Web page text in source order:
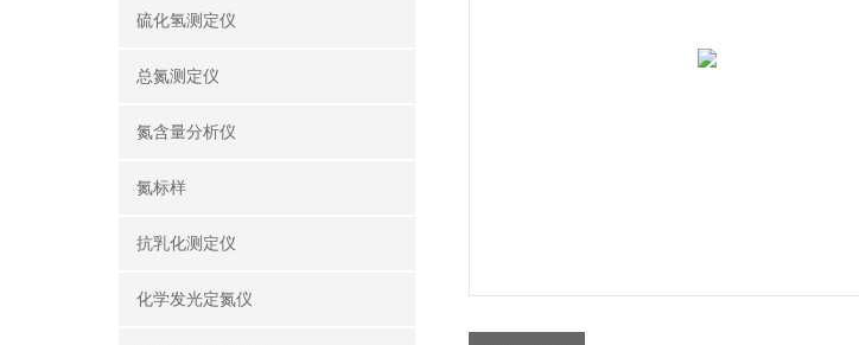
硫化氢测定仪
总氮测定仪
氮含量分析仪
氮标样
抗乳化测定仪
化学发光定氮仪